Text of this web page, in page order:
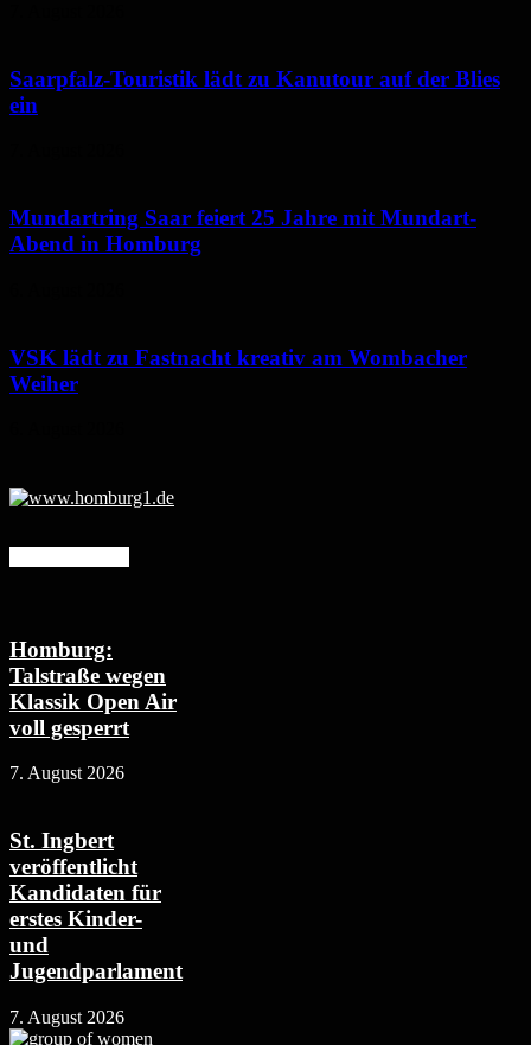
Saarpfalz-Touristik lädt zu Kanutour auf der Blies
ein
Mundartring Saar feiert 25 Jahre mit Mundart-
Abend in Homburg
VSK lädt zu Fastnacht kreativ am Wombacher
Weiher
Homburg:
Talstraße wegen
Klassik Open Air
voll gesperrt
7. August 2026
St. Ingbert
veröffentlicht
Kandidaten für
erstes Kinder-
und
Jugendparlament
7. August 2026